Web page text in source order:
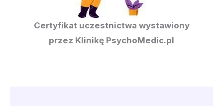
Certyfikat uczestnictwa wystawiony
przez Klinikę PsychoMedic.pl